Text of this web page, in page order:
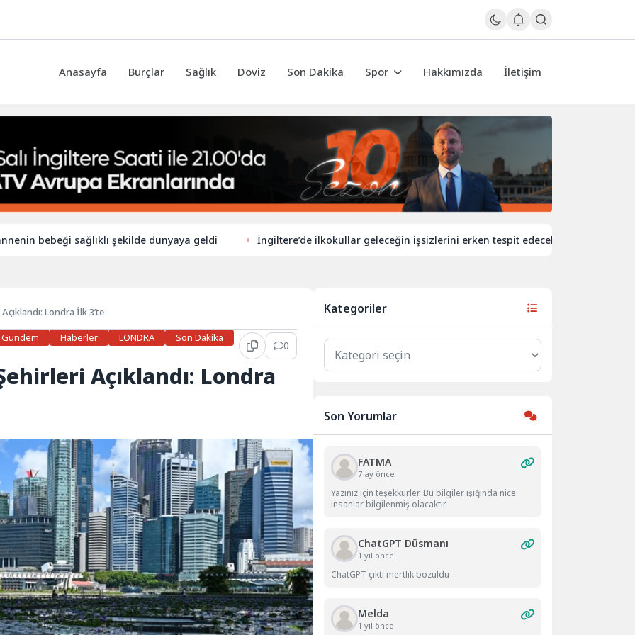
Anasayfa Burçlar Sağlık Döviz Son Dakika Spor Hakkımızda İletişim
sağlıklı şekilde dünyaya geldi İngiltere’de ilkokullar geleceğin işsizlerini erken tespit edecek İngiltere’de
Londra İlk 3’te
Gündem Haberler LONDRA
Son Dakika
0
Açıklandı: Londra
Kategoriler
Kategoriler
Son Yorumlar
FATMA
7 ay önce
Yazınız için teşekkürler. Bu bilgiler ışığında nice
insanlar bilgilenmiş olacaktır.
ChatGPT Düsmanı
1 yıl önce
ChatGPT çıktı mertlik bozuldu
Melda
1 yıl önce